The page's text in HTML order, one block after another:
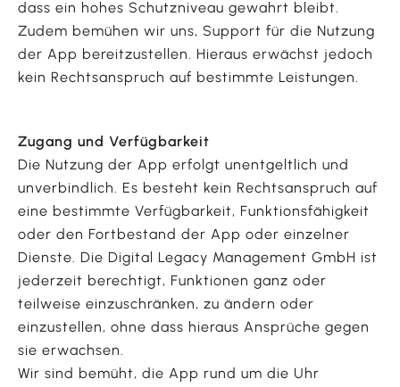
dass ein hohes Schutzniveau gewahrt bleibt.
Zudem bemühen wir uns, Support für die Nutzung
der App bereitzustellen. Hieraus erwächst jedoch
kein Rechtsanspruch auf bestimmte Leistungen.
Zugang und Verfügbarkeit
Die Nutzung der App erfolgt unentgeltlich und
unverbindlich. Es besteht kein Rechtsanspruch auf
eine bestimmte Verfügbarkeit, Funktionsfähigkeit
oder den Fortbestand der App oder einzelner
Dienste. Die Digital Legacy Management GmbH ist
jederzeit berechtigt, Funktionen ganz oder
teilweise einzuschränken, zu ändern oder
einzustellen, ohne dass hieraus Ansprüche gegen
sie erwachsen.
Wir sind bemüht, die App rund um die Uhr